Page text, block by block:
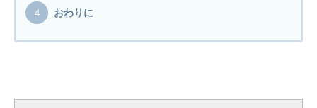
おわりに